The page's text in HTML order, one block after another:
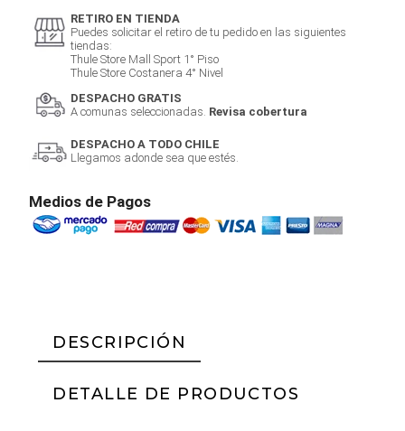
RETIRO EN TIENDA
Puedes solicitar el retiro de tu pedido en las siguientes
tiendas:
Thule Store Mall Sport 1° Piso
Thule Store Costanera 4° Nivel
DESPACHO GRATIS
A comunas seleccionadas. Revisa cobertura
DESPACHO A TODO CHILE
Llegamos adonde sea que estés.
Medios de Pagos
DESCRIPCIÓN
DETALLE DE PRODUCTOS